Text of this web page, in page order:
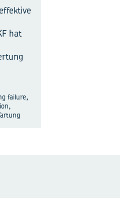
hat
failure,
,